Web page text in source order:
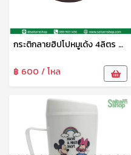
กระติกลายฮิปโปหมูเด้ง 4ลิตร M4AA ห่าน
฿ 600 / โหล